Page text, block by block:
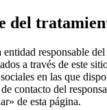
del
responsable del
a través de este
en las que
contacto del
de esta página.